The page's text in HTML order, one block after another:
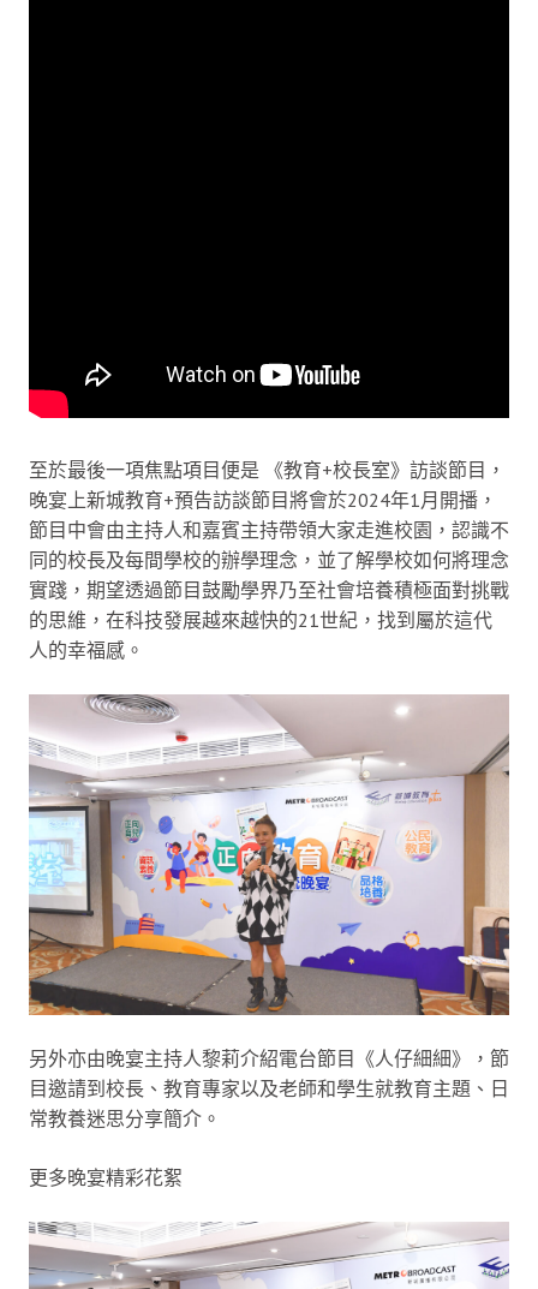
至於最後一項焦點項目便是 《教育+校長室》訪談節目，
晚宴上新城教育+預告訪談節目將會於2024年1月開播，
節目中會由主持人和嘉賓主持帶領大家走進校園，認識不
同的校長及每間學校的辦學理念，並了解學校如何將理念
實踐，期望透過節目鼓勵學界乃至社會培養積極面對挑戰
的思維，在科技發展越來越快的21世紀，找到屬於這代
人的幸福感。
另外亦由晚宴主持人黎莉介紹電台節目《人仔細細》，節
目邀請到校長、教育專家以及老師和學生就教育主題、日
常教養迷思分享簡介。
更多晚宴精彩花絮